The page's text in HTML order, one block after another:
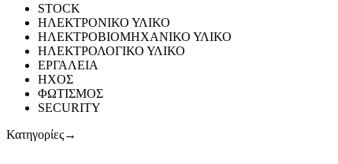
STOCK
ΗΛΕΚΤΡΟΝΙΚΟ ΥΛΙΚΟ
ΗΛΕΚΤΡΟΒΙΟΜΗΧΑΝΙΚΟ ΥΛΙΚΟ
ΗΛΕΚΤΡΟΛΟΓΙΚΟ ΥΛΙΚΟ
ΕΡΓΑΛΕΙΑ
ΗΧΟΣ
ΦΩΤΙΣΜΟΣ
SECURITY
Κατηγορίες→